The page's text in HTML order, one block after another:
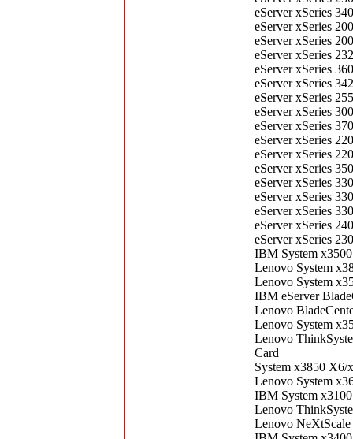
eServer xSeries
eServer xSeries
eServer xSeries
eServer xSeries
eServer xSeries
eServer xSeries
eServer xSeries
eServer xSeries
eServer xSeries
eServer xSeries
eServer xSeries
eServer xSeries
eServer xSeries
eServer xSeries
eServer xSeries
eServer xSeries
eServer xSeries
IBM System
Lenovo System
Lenovo System
IBM eServer
Lenovo
Lenovo System
Lenovo
Card
System x3850
Lenovo System
IBM System
Lenovo
Lenovo